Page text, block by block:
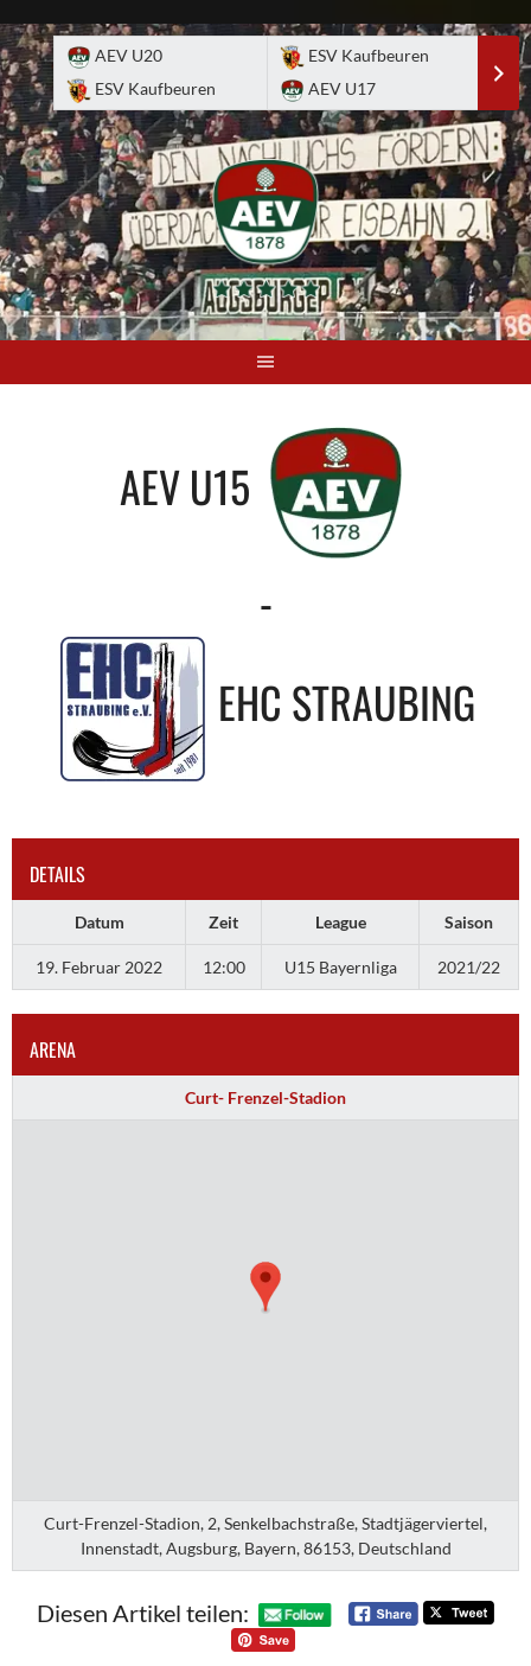
to
content
AEV U20
ESV Kaufbeuren
ESV Kaufbeuren
AEV U17
AEV U15
-
EHC STRAUBING
DETAILS
Datum Zeit League Saison
19. Februar 2022 12:00 U15 Bayernliga 2021/22
ARENA
Curt- Frenzel-Stadion
Curt-Frenzel-Stadion, 2, Senkelbachstraße, Stadtjägerviertel,
Innenstadt, Augsburg, Bayern, 86153, Deutschland
Diesen Artikel teilen: